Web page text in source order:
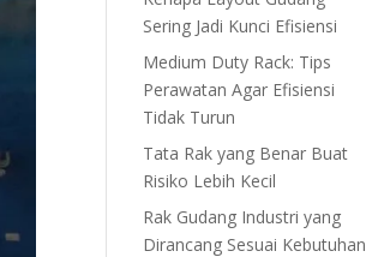
Sering Jadi Kunci Efisiensi
Medium Duty Rack: Tips
Perawatan Agar Efisiensi
Tidak Turun
Tata Rak yang Benar Buat
Risiko Lebih Kecil
Rak Gudang Industri yang
Dirancang Sesuai Kebutuhan